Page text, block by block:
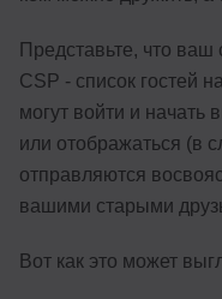
Представьте, что ваш
CSP - список гостей
могут войти и начать
или отображаться (в
отправляются
вашими старыми
Вот как это может